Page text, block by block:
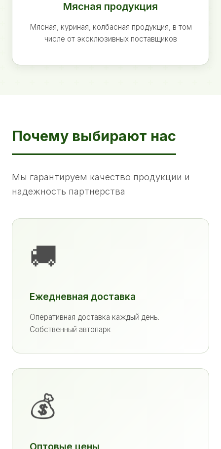
Мясная продукция
Мясная, куриная, колбасная продукция, в том
числе от эксклюзивных поставщиков
Почему выбирают нас
Мы гарантируем качество продукции и
надежность партнерства
🚚
Ежедневная доставка
Оперативная доставка каждый день.
Собственный автопарк
💰
Оптовые цены